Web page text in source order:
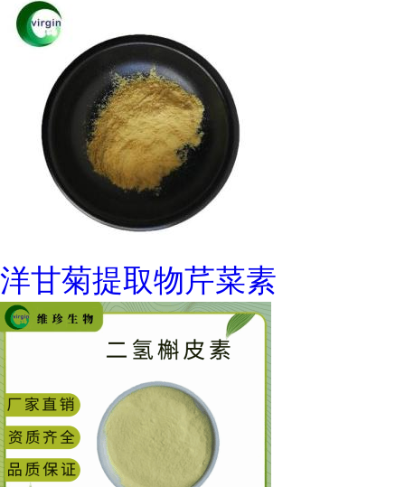
洋甘菊提取物芹菜素